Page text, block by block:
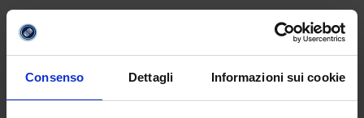
Consenso Dettagli Informazioni sui cookie
#biomeccanica